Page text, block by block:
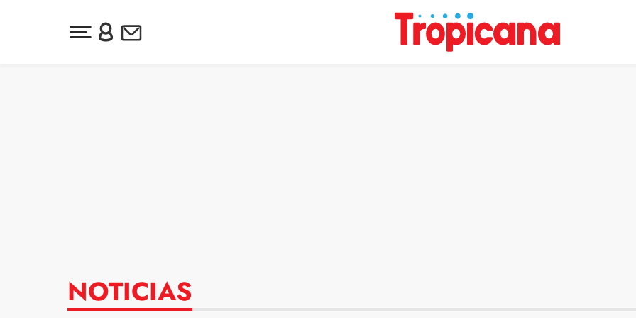
Desplegar menú principal
Inicia sesión o regístrate
Newsletter
NOTICIAS